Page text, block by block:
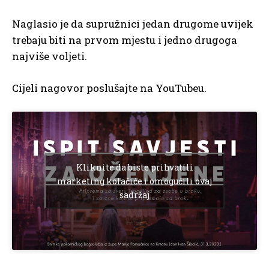
Naglasio je da supružnici jedan drugome uvijek
trebaju biti na prvom mjestu i jedno drugoga
najviše voljeti.
Cijeli nagovor poslušajte na YouTubeu.
Kliknite da biste prihvatili
marketing kolačiće i omogućili ovaj
sadržaj